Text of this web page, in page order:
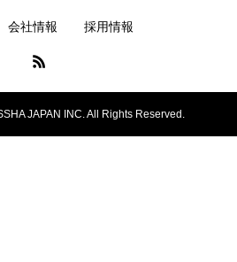
会社情報 採用情報
JAPAN INC. All Rights Reserved.